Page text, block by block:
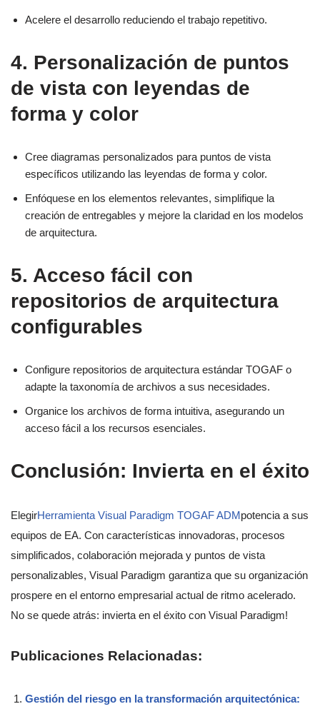
Acelere el desarrollo reduciendo el trabajo repetitivo.
4. Personalización de puntos
de vista con leyendas de
forma y color
Cree diagramas personalizados para puntos de vista
específicos utilizando las leyendas de forma y color.
Enfóquese en los elementos relevantes, simplifique la
creación de entregables y mejore la claridad en los modelos
de arquitectura.
5. Acceso fácil con
repositorios de arquitectura
configurables
Configure repositorios de arquitectura estándar TOGAF o
adapte la taxonomía de archivos a sus necesidades.
Organice los archivos de forma intuitiva, asegurando un
acceso fácil a los recursos esenciales.
Conclusión: Invierta en el éxito
ElegirHerramienta Visual Paradigm TOGAF ADMpotencia a sus
equipos de EA. Con características innovadoras, procesos
simplificados, colaboración mejorada y puntos de vista
personalizables, Visual Paradigm garantiza que su organización
prospere en el entorno empresarial actual de ritmo acelerado.
No se quede atrás: invierta en el éxito con Visual Paradigm!
Publicaciones Relacionadas:
Gestión del riesgo en la transformación arquitectónica: